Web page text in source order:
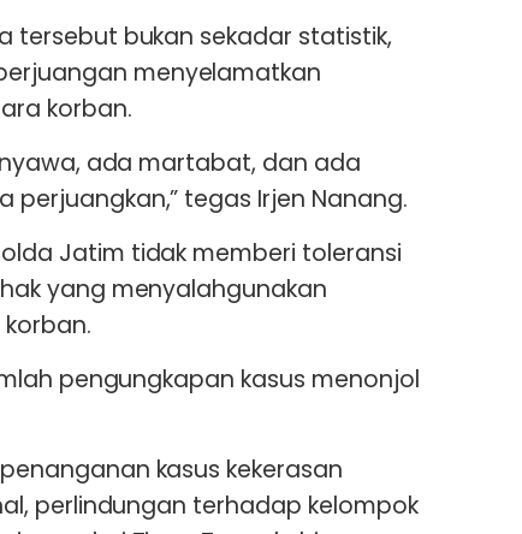
tersebut bukan sekadar statistik,
menyelamatkan
korban.
ada martabat, dan ada
tegas Irjen Nanang.
Jatim tidak memberi toleransi
yang menyalahgunakan
pengungkapan kasus menonjol
kasus kekerasan
perlindungan terhadap kelompok